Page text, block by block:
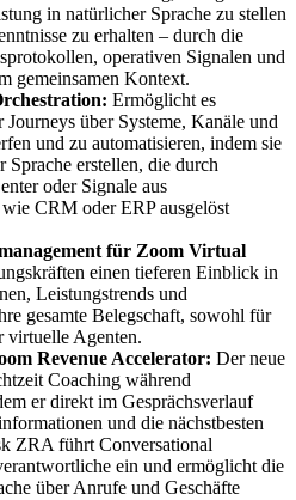
in natürlicher Sprache zu stellen
zu erhalten – durch die
operativen Signalen und
gemeinsamen Kontext.
Ermöglicht es
über Systeme, Kanäle und
und zu automatisieren, indem sie
erstellen, die durch
oder Signale aus
CRM oder ERP ausgelöst
für Zoom Virtual
einen tieferen Einblick in
Leistungstrends und
gesamte Belegschaft, sowohl für
virtuelle Agenten.
Revenue Accelerator: Der neue
Coaching während
er direkt im Gesprächsverlauf
und die nächstbesten
ZRA führt Conversational
ein und ermöglicht die
über Anrufe und Geschäfte